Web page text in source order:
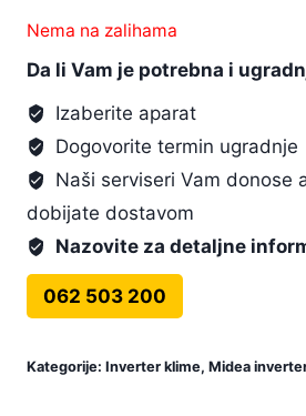
Nema na zalihama
Da li Vam je potrebna i
Izaberite aparat
Dogovorite termin ugradnje
Naši serviseri Vam donose
dobijate dostavom
Nazovite za detaljne
062 503 200
Kategorije: Inverter klime, Midea